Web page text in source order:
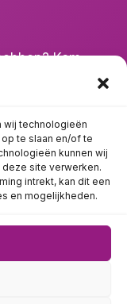
wij technologieën
te slaan en/of te
kunnen wij
site verwerken.
intrekt, kan dit een
en mogelijkheden.
Kom